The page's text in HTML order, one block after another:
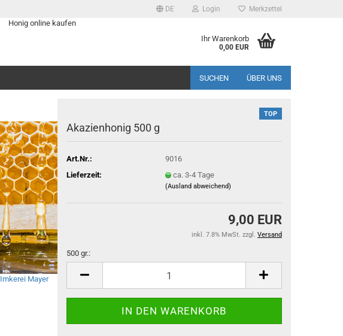
DE Login Merkzettel
Honig online kaufen
Ihr Warenkorb
0,00 EUR
SUCHEN ÜBER UNS
Imkerei Mayer
TOP
Akazienhonig 500 g
Art.Nr.:
9016
Lieferzeit:
ca. 3-4 Tage
(Ausland abweichend)
9,00 EUR
inkl. 7.8% MwSt. zzgl. Versand
500 gr.: